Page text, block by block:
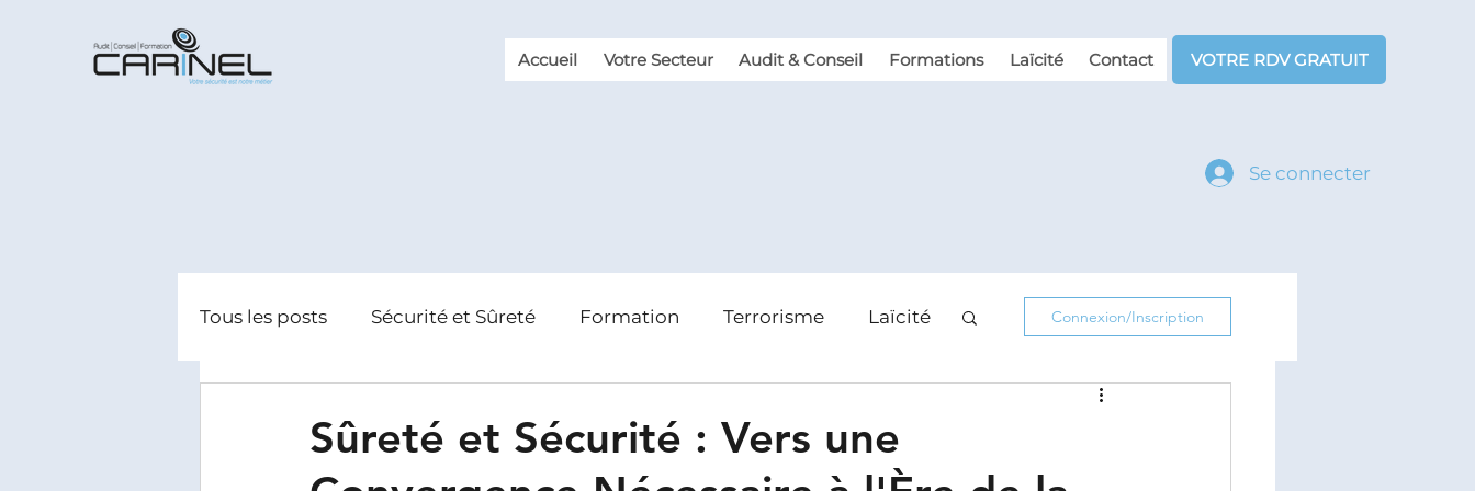
Accueil Votre Secteur Audit & Conseil Formations Laïcité Contact VOTRE RDV GRATUIT
Se connecter
Tous les posts Sécurité et Sûreté Formation Terrorisme Laïcité Connexion/Inscription
Sûreté et Sécurité : Vers une